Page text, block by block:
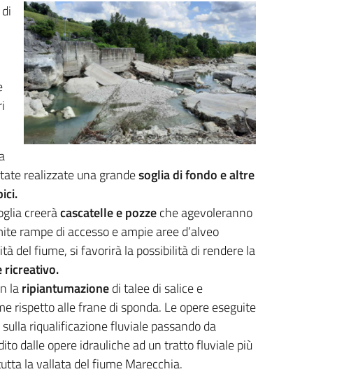
realizzate una grandesoglia di fondo e altre
creeràcascatelle e pozzeche agevoleranno
rampe di accesso e ampie aree d’alveo
del fiume, si favorirà la possibilità di rendere la
ricreativo.
laripiantumazionedi talee di salice e
rispetto alle frane di sponda. Le opere eseguite
riqualificazione fluviale passando da
dalle opere idrauliche ad un tratto fluviale più
la vallata del fiume Marecchia.